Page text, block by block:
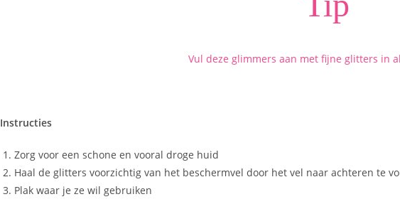
Vul deze glimmers aan met fijne glitters in
Instructies
Zorg voor een schone en vooral droge huid
Haal de glitters voorzichtig van het beschermvel door het vel naar achteren te
Plak waar je ze wil gebruiken